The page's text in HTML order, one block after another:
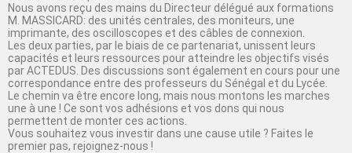
Nous avons reçu des mains du Directeur délégué aux formations
M. MASSICARD: des unités centrales, des moniteurs, une
imprimante, des oscilloscopes et des câbles de connexion.
Les deux parties, par le biais de ce partenariat, unissent leurs
capacités et leurs ressources pour atteindre les objectifs visés
par ACTEDUS. Des discussions sont également en cours pour une
correspondance entre des professeurs du Sénégal et du Lycée.
Le chemin va être encore long, mais nous montons les marches
une à une ! Ce sont vos adhésions et vos dons qui nous
permettent de monter ces actions.
Vous souhaitez vous investir dans une cause utile ? Faites le
premier pas, rejoignez-nous !